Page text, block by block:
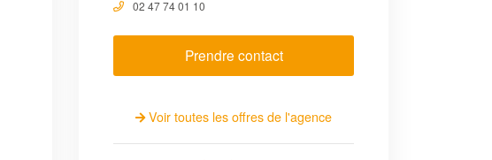
02 47 74 01 10
Prendre contact
Voir toutes les offres de l'agence